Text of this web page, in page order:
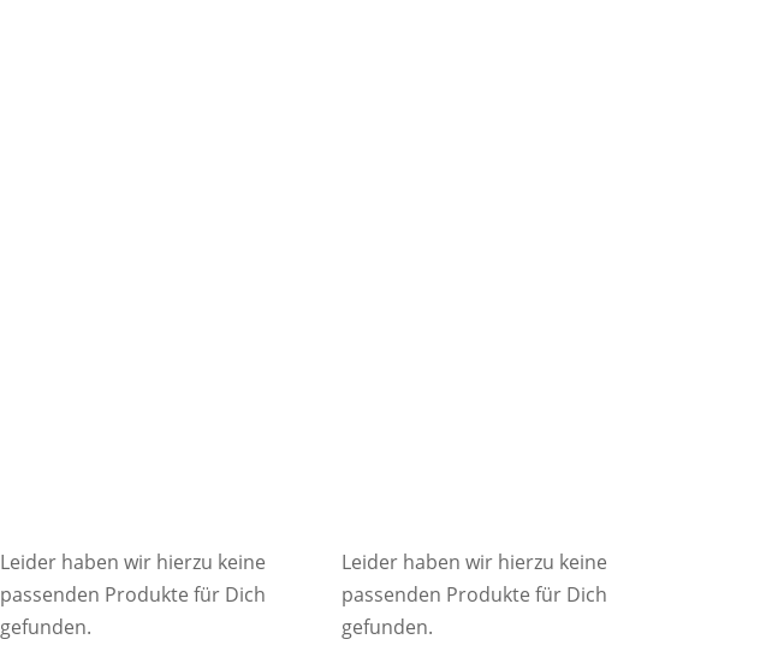
Leider haben wir hierzu keine
passenden Produkte für Dich
gefunden.
Leider haben wir hierzu keine
passenden Produkte für Dich
gefunden.